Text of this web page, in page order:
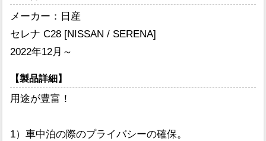
メーカー：日産
セレナ C28 [NISSAN / SERENA]
2022年12月～
【製品詳細】
用途が豊富！
1）車中泊の際のプライバシーの確保。